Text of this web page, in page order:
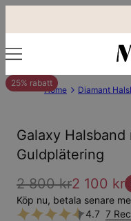
25% rabatt
Home Diamant
Galaxy
Guldplätering
2 800 kr2 100 kr
Köp nu, betala senare
4.7 7